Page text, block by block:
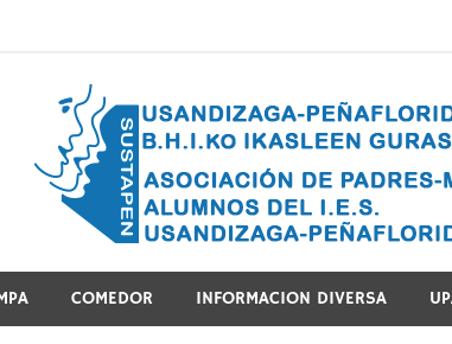
Guraso Elkartea Asociación de Padres-Madres
COMEDOR INFORMACION DIVERSA